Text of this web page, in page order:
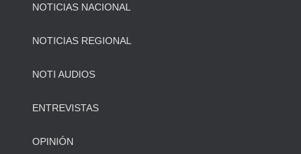
NOTICIAS NACIONAL
NOTICIAS REGIONAL
NOTI AUDIOS
ENTREVISTAS
OPINIÓN